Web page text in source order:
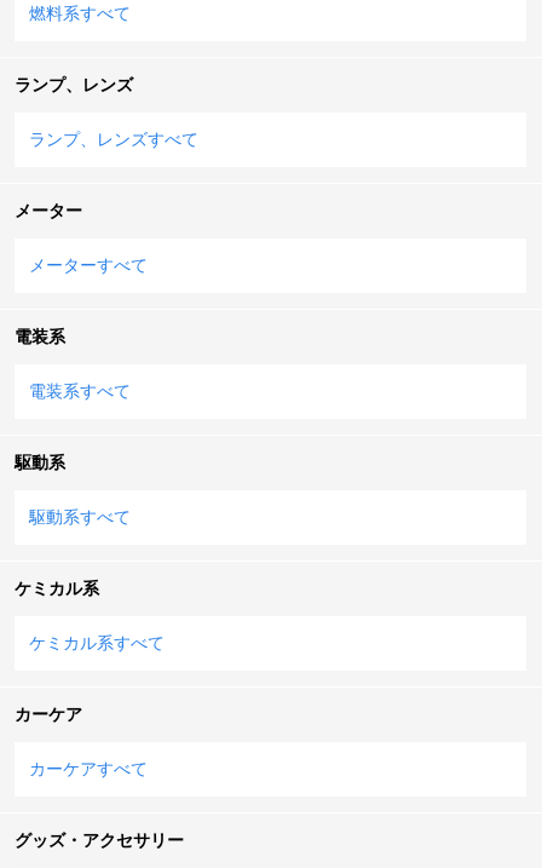
燃料系すべて
ランプ、レンズ
ランプ、レンズすべて
メーター
メーターすべて
電装系
電装系すべて
駆動系
駆動系すべて
ケミカル系
ケミカル系すべて
カーケア
カーケアすべて
グッズ・アクセサリー